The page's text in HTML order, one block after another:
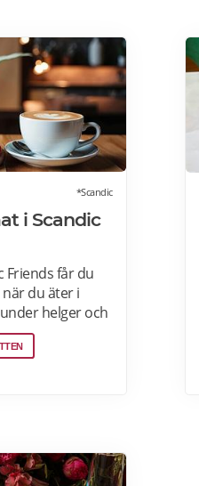
*Scandic
i Scandic
Friends får du
du äter i
helger och
Rabatten
andra